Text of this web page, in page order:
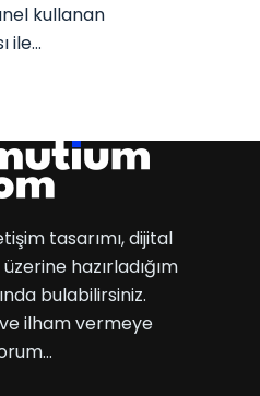
kullanan
ile…
tasarımı, dijital
hazırladığım
bulabilirsiniz.
ilham vermeye